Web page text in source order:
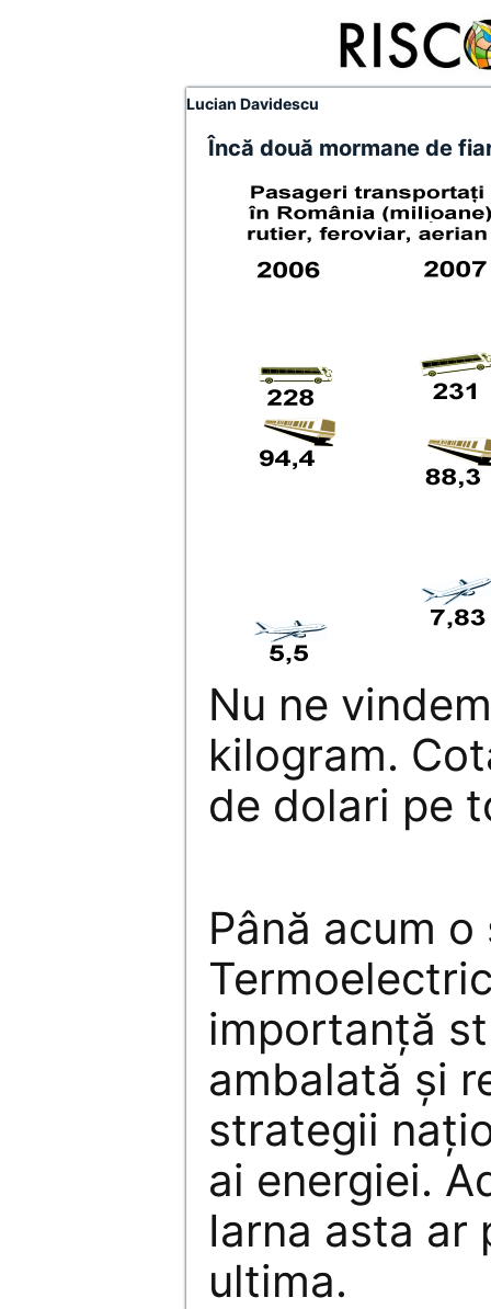
Lucian Davidescu
Încă două mormane de
Nu ne
kilogram.
de dolari pe
Până acum
importanţă
ambalată şi
strategii
ai energiei.
Iarna asta ar
ultima.